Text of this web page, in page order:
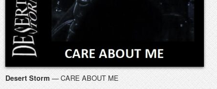
Desert Storm— CARE ABOUT ME